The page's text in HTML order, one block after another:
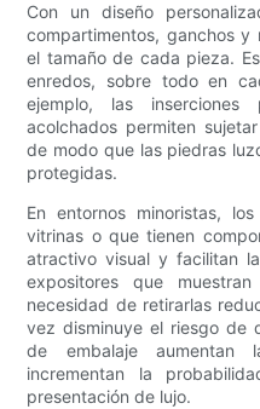
Con un diseño
compartimentos, ganchos
el tamaño de cada pieza.
enredos, sobre todo en
ejemplo, las inserciones
acolchados permiten
de modo que las piedras
protegidas.
En entornos minoristas,
vitrinas o que tienen
atractivo visual y facilitan
expositores que
necesidad de retirarlas
vez disminuye el riesgo de
de embalaje
incrementan la
presentación de lujo.